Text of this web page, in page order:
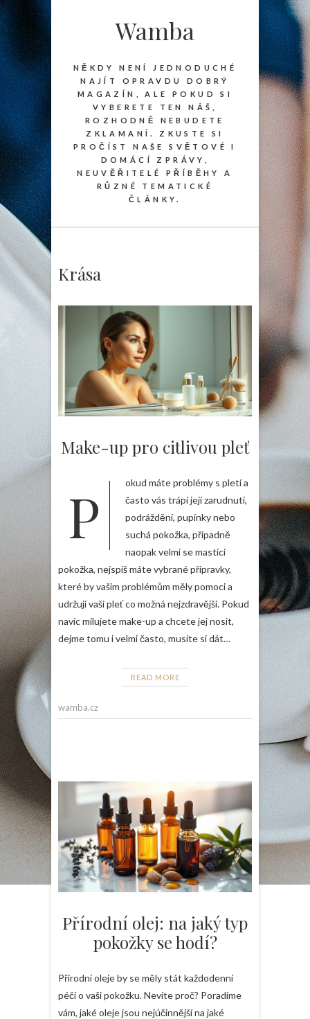
Wamba
NĚKDY NENÍ JEDNODUCHÉ
NAJÍT OPRAVDU DOBRÝ
MAGAZÍN, ALE POKUD SI
VYBERETE TEN NÁŠ,
ROZHODNĚ NEBUDETE
ZKLAMANÍ. ZKUSTE SI
PROČÍST NAŠE SVĚTOVÉ I
DOMÁCÍ ZPRÁVY,
NEUVĚŘITELÉ PŘÍBĚHY A
RŮZNÉ TEMATICKÉ
ČLÁNKY.
Krása
Make-up pro citlivou pleť
Pokud máte problémy s pletí a
často vás trápí její zarudnutí,
podráždění, pupínky nebo
suchá pokožka, případně
naopak velmi se mastící
pokožka, nejspíš máte vybrané přípravky,
které by vašim problémům měly pomoci a
udržují vaši pleť co možná nejzdravější. Pokud
navíc milujete make-up a chcete jej nosit,
dejme tomu i velmi často, musíte si dát…
READ MORE
wamba.cz
Přírodní olej: na jaký typ
pokožky se hodí?
Přírodní oleje by se měly stát každodenní
péčí o vaši pokožku. Nevíte proč? Poradíme
vám, jaké oleje jsou nejúčinnější na jaké